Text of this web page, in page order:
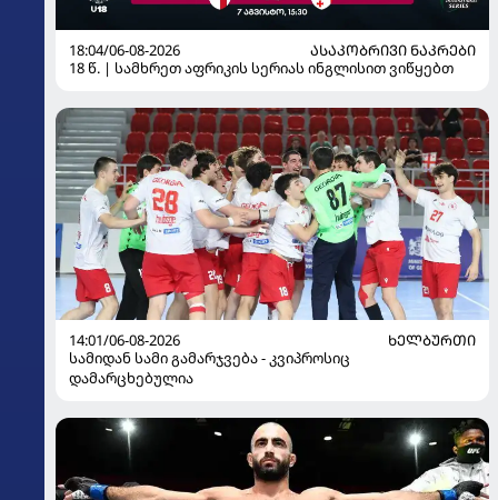
18:04/06-08-2026
ᲐᲡᲐᲙᲝᲑᲠᲘᲕᲘ ᲜᲐᲙᲠᲔᲑᲘ
18 წ. | სამხრეთ აფრიკის სერიას ინგლისით ვიწყებთ
14:01/06-08-2026
ᲮᲔᲚᲑᲣᲠᲗᲘ
სამიდან სამი გამარჯვება - კვიპროსიც
დამარცხებულია